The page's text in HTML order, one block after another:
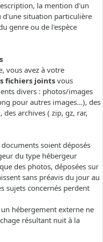
la mention d'un
d'une situation particulière
genre ou de l'espèce
vous avez à votre
fichiers joints vous
divers : photos/images
pour autres images...), des
archives ( zip, gz, rar,
soient déposés
du type hébergeur
des photos, déposées sur
sans préavis du jour au
sujets concernés perdent
hébergement externe ne
résultant nuit à la